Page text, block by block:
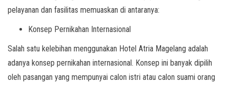
pelayanan dan fasilitas memuaskan di antaranya:
Konsep Pernikahan Internasional
Salah satu kelebihan menggunakan Hotel Atria Magelang adalah
adanya konsep pernikahan internasional. Konsep ini banyak dipilih
oleh pasangan yang mempunyai calon istri atau calon suami orang